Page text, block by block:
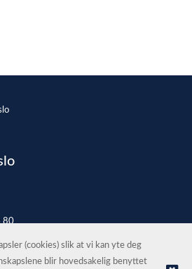
80
(cookies) slik at vi kan yte deg
blir hovedsakelig benyttet